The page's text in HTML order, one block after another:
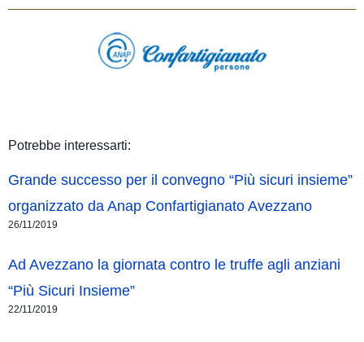
Potrebbe interessarti:
Grande successo per il convegno “Più sicuri insieme”
organizzato da Anap Confartigianato Avezzano
26/11/2019
Ad Avezzano la giornata contro le truffe agli anziani
“Più Sicuri Insieme”
22/11/2019